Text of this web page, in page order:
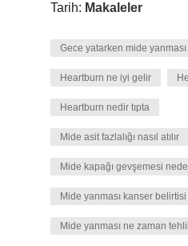
Tarih: Makaleler
Gece yatarken mide
Heartburn ne iyi gelir
Heartburn nedir tıpta
Mide asit fazlalığı nasıl atılır
Mide kapağı gevşemesi
Mide yanması kanser
Mide yanması ne zaman